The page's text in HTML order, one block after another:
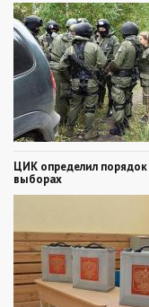
ЦИК определил
выборах